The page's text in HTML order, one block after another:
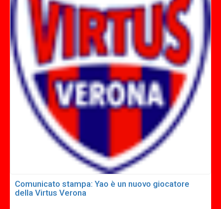
Comunicato stampa: Yao è un nuovo giocatore
della Virtus Verona